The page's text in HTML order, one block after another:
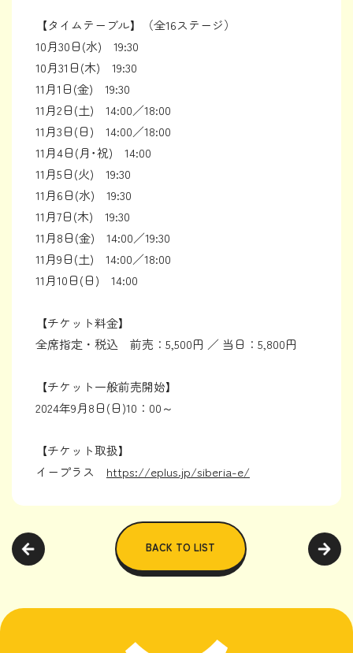
【タイムテーブル】（全16ステージ）
10月30日(水) 19:30
10月31日(木) 19:30
11月1日(金) 19:30
11月2日(土) 14:00／18:00
11月3日(日) 14:00／18:00
11月4日(月･祝) 14:00
11月5日(火) 19:30
11月6日(水) 19:30
11月7日(木) 19:30
11月8日(金) 14:00／19:30
11月9日(土) 14:00／18:00
11月10日(日) 14:00
【チケット料金】
全席指定・税込 前売：5,500円 ／ 当日：5,800円
【チケット一般前売開始】
2024年9月8日(日)10：00～
【チケット取扱】
イープラス https://eplus.jp/siberia-e/
BACK TO LIST